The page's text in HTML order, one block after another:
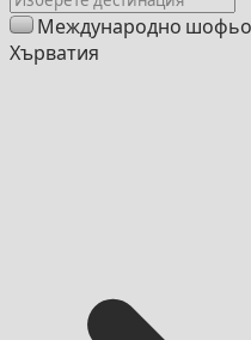
Международно
Хърватия